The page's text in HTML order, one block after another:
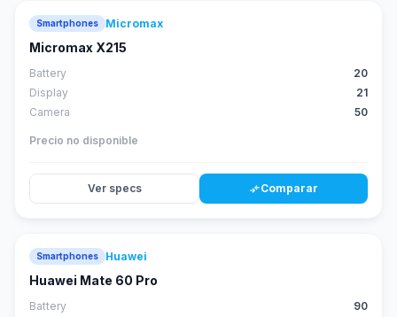
Smartphones Micromax
Micromax X215
Battery
20
Display
21
Camera
50
Precio no disponible
Ver specs compare_arrowsComparar
Smartphones Huawei
Huawei Mate 60 Pro
Battery 90